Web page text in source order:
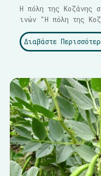
Η πόλη της Κοζάνης
ινών "Η πόλη της
Διαβάστε